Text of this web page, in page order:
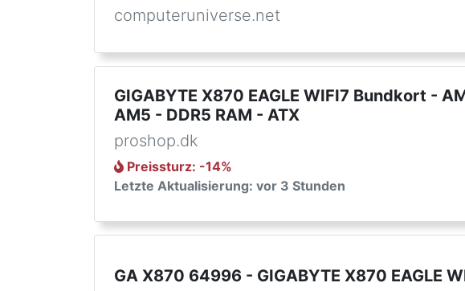
computeruniverse.net
GIGABYTE X870 EAGLE WIFI7 Bundkort -
AM5 - DDR5 RAM - ATX
proshop.dk
Preissturz: -14%
Letzte Aktualisierung: vor 3 Stunden
GA X870 64996 - GIGABYTE X870 EAGLE